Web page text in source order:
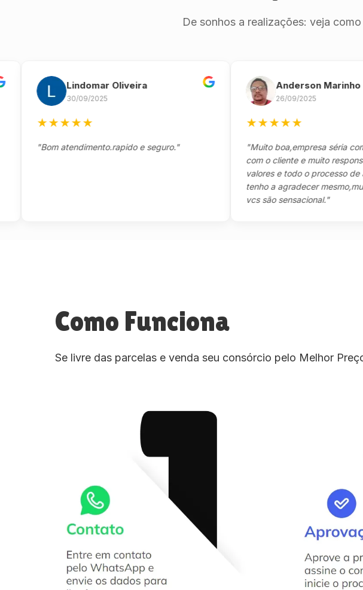
De sonhos a realizações: veja
Lindomar Oliveira
30/09/2025
★★★
"Bom atendimento.rapido e seguro."
Anderson Marinho
26/09/2025
★★★
"Muito boa,empresa séria
com o cliente e muito responsável
valores e todo o processo de
tenho a agradecer mesmo,muito
vcs são sensacional."
Como Funciona
Se livre das parcelas e venda seu consórcio pelo Melhor